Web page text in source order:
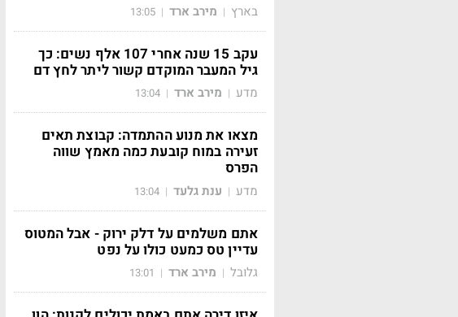
בארץ | מירב ארד |
13:05
עקב 15 שנה אחרי 107 אלף נשים: כך
גיל המעבר המוקדם קשור ליתר לחץ דם
מדע | מירב ארד |
13:04
מצאו את מנוע ההתמדה: קבוצת תאים
זעירה במוח קובעת כמה מאמץ שווה
הפרס
מדע | ענת גלעד |
13:04
אתם משלמים על דלק ירוק - אבל המטוס
עדיין טס כמעט כולו על נפט
גלובל | מירב ארד |
13:01